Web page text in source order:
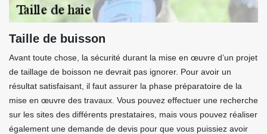
Taille de buisson
Avant toute chose, la sécurité durant la mise en œuvre d’un projet
de taillage de boisson ne devrait pas ignorer. Pour avoir un
résultat satisfaisant, il faut assurer la phase préparatoire de la
mise en œuvre des travaux. Vous pouvez effectuer une recherche
sur les sites des différents prestataires, mais vous pouvez réaliser
également une demande de devis pour que vous puissiez avoir